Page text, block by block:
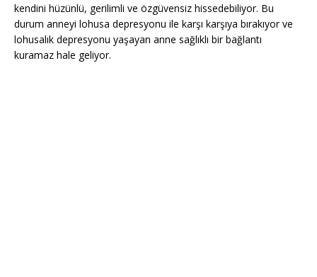
kendini hüzünlü, gerilimli ve özgüvensiz hissedebiliyor. Bu
durum anneyi lohusa depresyonu ile karşı karşıya bırakıyor ve
lohusalık depresyonu yaşayan anne sağlıklı bir bağlantı
kuramaz hale geliyor.